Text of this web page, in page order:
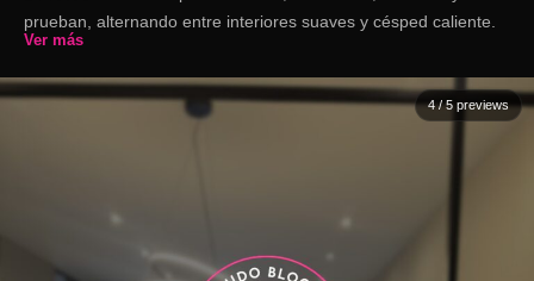
prueban, alternando entre interiores suaves y césped caliente.
Ver más
4/ 5 previews